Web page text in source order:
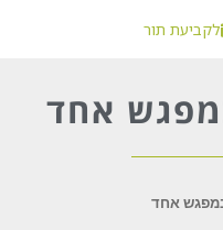
לקביעת תור
אחד
אחד